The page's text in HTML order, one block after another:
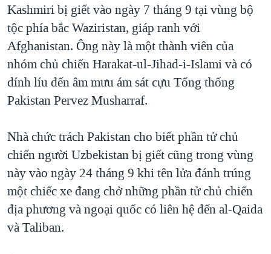
VĂN HOÁ
THỂ THAO
GIÁO DỤC
GROUND ZERO – XƯA VÀ NAY
CHI PHÍ CHIẾN TRANH AFGHANISTAN
CÁC GIÁ TRỊ CỘNG HÒA Ở VIỆT NAM
THƯỢNG ĐỈNH TRUMP-KIM TẠI VIỆT NAM
NGƯ DÂN VIỆT VÀ LÀN SÓNG TRỘM HẢI SÂM
BÊN KIA QUỐC LỘ: TIẾNG VỌNG TỪ NÔNG THÔN MỸ
QUAN HỆ VIỆT MỸ
Ngôn ngữ khác
Kashmiri bị giết vào ngày 7 tháng 9 tại vùng bộ
tộc phía bắc Waziristan, giáp ranh với
Afghanistan. Ông này là một thành viên của
nhóm chủ chiến Harakat-ul-Jihad-i-Islami và có
dính líu đến âm mưu ám sát cựu Tổng thống
Pakistan Pervez Musharraf.
Nhà chức trách Pakistan cho biết phần tử chủ
chiến người Uzbekistan bị giết cũng trong vùng
này vào ngày 24 tháng 9 khi tên lửa đánh trúng
một chiếc xe đang chở những phần tử chủ chiến
địa phương và ngoại quốc có liên hệ đến al-Qaida
và Taliban.